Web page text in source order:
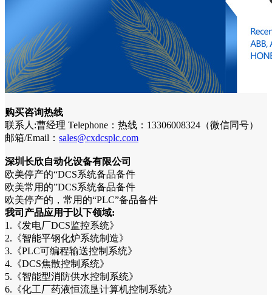
购买咨询热线
联系人:曹经理 Telephone：热线：13306008324（微信同号）
邮箱/Email： sales@cxdcsplc.com
深圳长欣自动化设备有限公司
欧美停产的“DCS系统备品备件
欧美常用的”DCS系统备品备件
欧美停产的，常用的“PLC”备品备件
我司产品应用于以下领域:
1.《发电厂DCS监控系统》
2.《智能平钢化炉系统制造》
3.《PLC可编程输送控制系统》
4.《DCS焦散控制系统》
5.《智能型消防供水控制系统》
6.《化工厂药液恒流垦计算机控制系统》